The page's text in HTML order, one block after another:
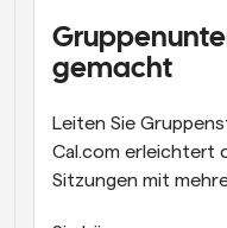
gemacht
Leiten Sie
Cal.com erleichtert
Sitzungen mit